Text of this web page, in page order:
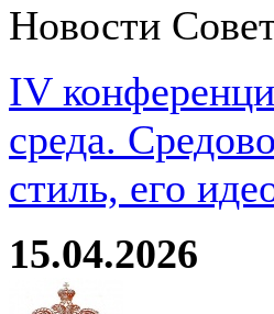
Новости
IV
среда.
стиль, его
15.04.2026